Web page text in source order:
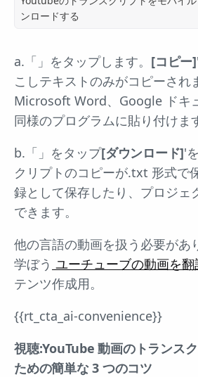
ンロードする
a.「」をタップします。 [コピー]
こしテキストのみがコピーされ
Microsoft Word、Google ドキ
同様のプログラムに貼り付けま
b.「」をタップ[ダウンロード]'
クリプトのコピーが.txt 形式で
録として保存したり、プロジェ
できます。
他の言語の動画を扱う必要があ
学ぼう ユーチューブの動画を翻
テンツ作成用。
{{rt_cta_ai-convenience}}
視聴:YouTube 動画のトランス
ための簡単な 3 つのコツ